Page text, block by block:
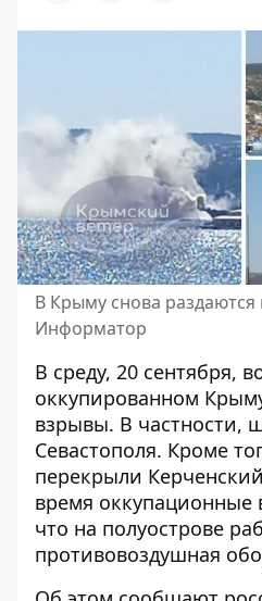
В Крыму снова
Информатор
В среду, 20 сентября,
оккупированном
взрывы. В частности,
Севастополя. Кроме
перекрыли
время оккупационные
что на полуострове
противовоздушная